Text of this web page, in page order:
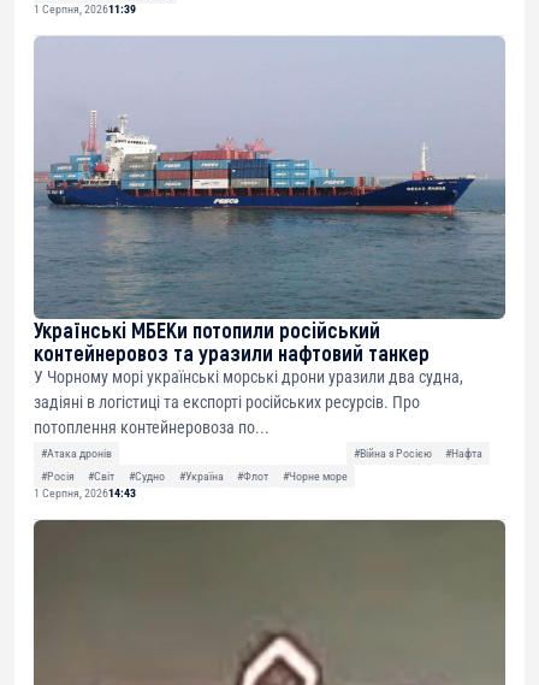
1 Серпня, 202611:39
Українські МБЕКи потопили російський
контейнеровоз та уразили нафтовий танкер
У Чорному морі українські морські дрони уразили два судна,
задіяні в логістиці та експорті російських ресурсів. Про
потоплення контейнеровоза по...
#Атака дронів #Війна з Росією
#Нафта
#Росія
#Світ #Судно #Україна #Флот
#Чорне море
1 Серпня, 202614:43